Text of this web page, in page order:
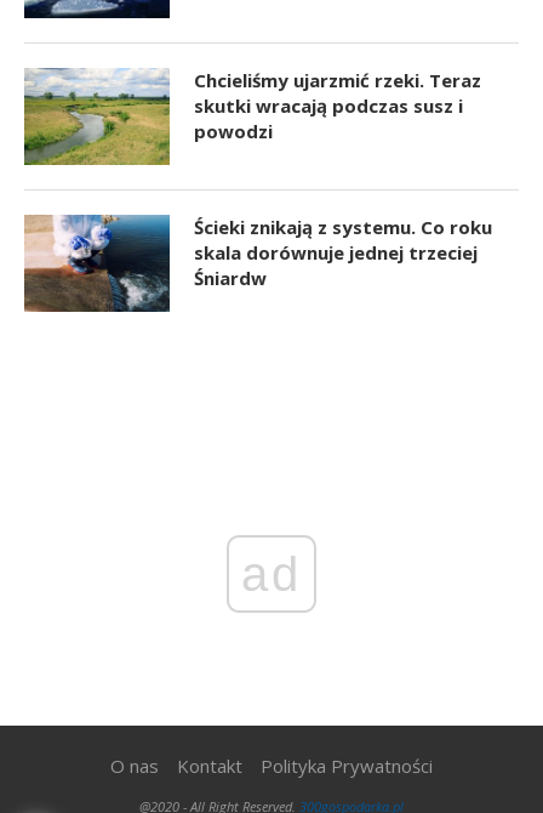
Chcieliśmy ujarzmić rzeki. Teraz
skutki wracają podczas susz i
powodzi
Ścieki znikają z systemu. Co roku
skala dorównuje jednej trzeciej
Śniardw
ad
O nas Kontakt Polityka Prywatności
@2020 - All Right Reserved. 300gospodarka.pl